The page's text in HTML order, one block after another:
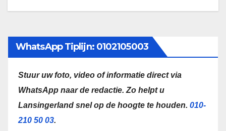
WhatsApp Tiplijn: 0102105003
Stuur uw foto, video of informatie direct via
WhatsApp naar de redactie. Zo helpt u
Lansingerland snel op de hoogte te houden. 010-
210 50 03.